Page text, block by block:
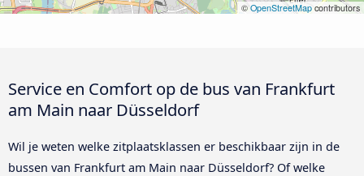
© OpenStreetMap contributors
Service en Comfort op de bus van Frankfurt
am Main naar Düsseldorf
Wil je weten welke zitplaatsklassen er beschikbaar zijn in de
bussen van Frankfurt am Main naar Düsseldorf? Of welke